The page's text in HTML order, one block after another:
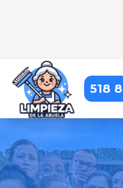
518
EMPRESA
Llevamos la
hasta tu